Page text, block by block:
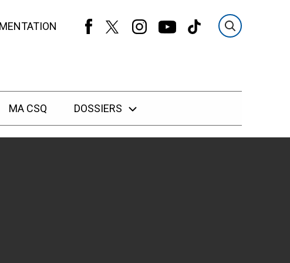
MA CSQ DOSSIERS